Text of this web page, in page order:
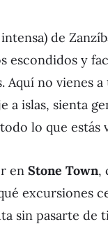
de
escondidos y
no vienes
a islas, sienta
lo que estás
en Stone Town,
excursiones
sin pasarte de